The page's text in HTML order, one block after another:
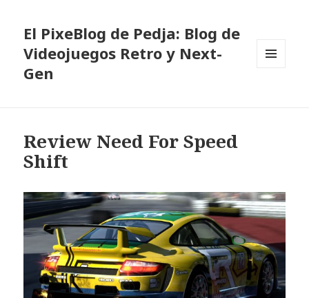
El PixeBlog de Pedja: Blog de
Videojuegos Retro y Next-
Gen
Review Need For Speed
Shift